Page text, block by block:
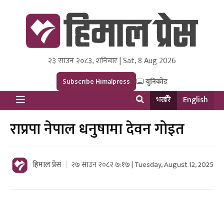
Himal Press
Dot NewsyNepal Media and Research Pvt Ltd.
२३ साउन २०८३, शनिबार | Sat, 8 Aug 2026
Subscribe Himalpress युनिकोड
भर्खरै English
राप्रपा नेपाल धनुषामा देवन गोइत
हिमाल प्रेस २७ साउन २०८२ ७:१७ | Tuesday, August 12, 2025